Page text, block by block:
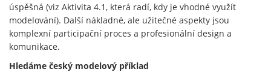
úspěšná (viz Aktivita 4.1, která radí, kdy je vhodné využít
modelování). Další nákladné, ale užitečné aspekty jsou
komplexní participační proces a profesionální design a
komunikace.
Hledáme český modelový příklad